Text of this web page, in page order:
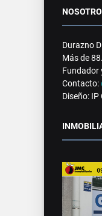
Durazno
Más de
Fundador
Contacto:
Diseño: